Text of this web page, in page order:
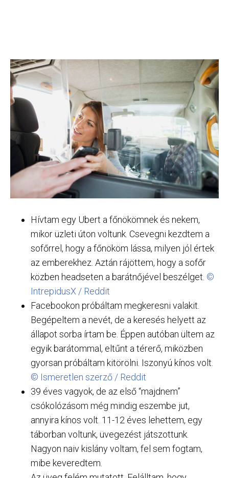
Hívtam egy Ubert a főnökömnek és nekem,
mikor üzleti úton voltunk. Csevegni kezdtem a
sofőrrel, hogy a főnököm lássa, milyen jól értek
az emberekhez. Aztán rájöttem, hogy a sofőr
közben headseten a barátnőjével beszélget. ©
IntrepidusX / Reddit
Facebookon próbáltam megkeresni valakit.
Begépeltem a nevét, de a keresés helyett az
állapot sorba írtam be. Éppen autóban ültem az
egyik barátommal, eltűnt a térerő, miközben
gyorsan próbáltam kitörölni. Iszonyú kínos volt.
© Ismeretlen szerző / Reddit
39 éves vagyok, de az első “majdnem”
csókolózásom még mindig eszembe jut,
annyira kínos volt. 11-12 éves lehettem, egy
táborban voltunk, üvegezést játszottunk.
Nagyon naiv kislány voltam, fel sem fogtam,
mibe keveredtem.